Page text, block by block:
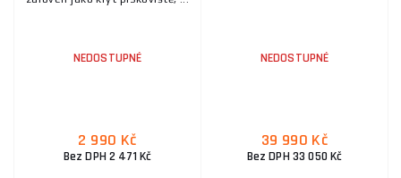
NEDOSTUPNÉ
2 990 Kč
Bez DPH 2 471 Kč
NEDOSTUPNÉ
39 990 Kč
Bez DPH 33 050 Kč